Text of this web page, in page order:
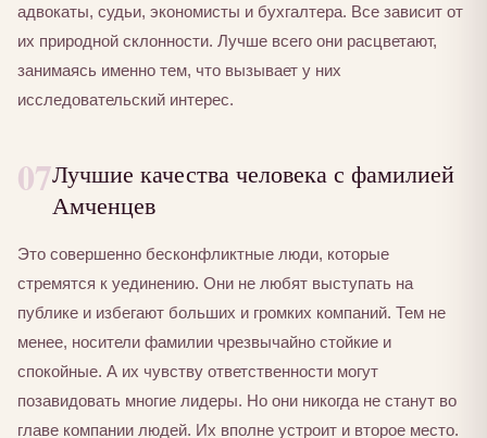
адвокаты, судьи, экономисты и бухгалтера. Все зависит от
их природной склонности. Лучше всего они расцветают,
занимаясь именно тем, что вызывает у них
исследовательский интерес.
07Лучшие качества человека с фамилией
Амченцев
Это совершенно бесконфликтные люди, которые
стремятся к уединению. Они не любят выступать на
публике и избегают больших и громких компаний. Тем не
менее, носители фамилии чрезвычайно стойкие и
спокойные. А их чувству ответственности могут
позавидовать многие лидеры. Но они никогда не станут во
главе компании людей. Их вполне устроит и второе место.